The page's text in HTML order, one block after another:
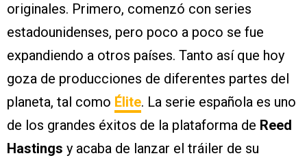
originales. Primero, comenzó con series
estadounidenses, pero poco a poco se fue
expandiendo a otros países. Tanto así que hoy
goza de producciones de diferentes partes del
planeta, tal como Élite. La serie española es uno
de los grandes éxitos de la plataforma de Reed
Hastings y acaba de lanzar el tráiler de su